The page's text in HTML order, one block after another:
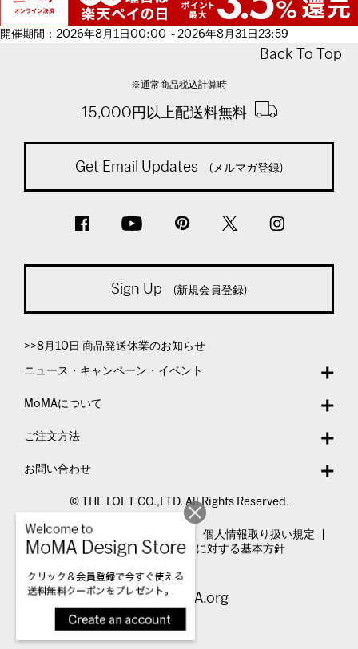
開催期間：2026年8月1日00:00～2026年8月31日23:59
Back To Top
※通常商品税込計算時
15,000円以上配送料無料
Get Email Updates (メルマガ登録)
Sign Up (新規会員登録)
>>8月10日 商品発送休業のお知らせ
ニュース・キャンペーン・イベント
MoMAについて
ご注文方法
お問い合わせ
© THE LOFT CO.,LTD. All Rights Reserved.
特定商取引法表示
個人情報取り扱い規定
カスタマーハラスメントに対する基本方針
Visit MoMA.org